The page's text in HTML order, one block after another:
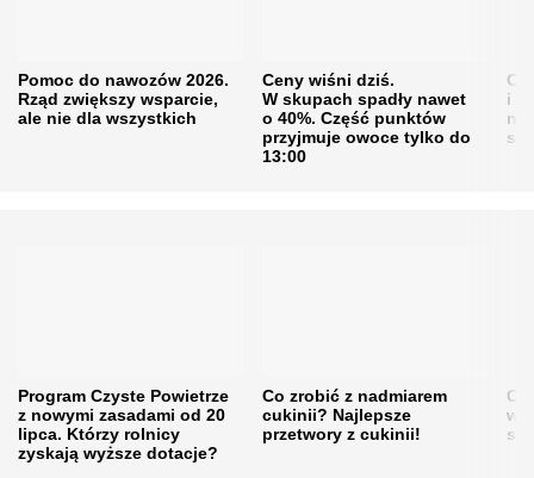
Pomoc do nawozów 2026.
Rząd zwiększy wsparcie,
ale nie dla wszystkich
Ceny wiśni dziś.
W skupach spadły nawet
o 40%. Część punktów
przyjmuje owoce tylko do
13:00
i
Program Czyste Powietrze
z nowymi zasadami od 20
lipca. Którzy rolnicy
zyskają wyższe dotacje?
Co zrobić z nadmiarem
cukinii? Najlepsze
przetwory z cukinii!
w